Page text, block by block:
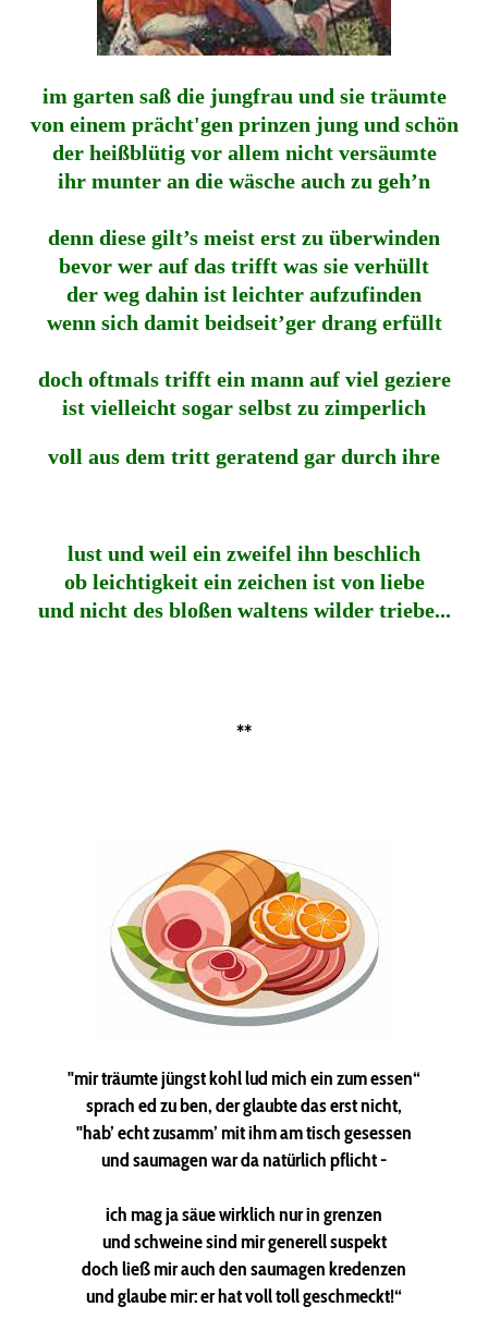
im garten saß die jungfrau und sie träumte
von einem prächt'gen prinzen jung und schön
der heißblütig vor allem nicht versäumte
ihr munter an die wäsche auch zu geh’n
denn diese gilt’s meist erst zu überwinden
bevor wer auf das trifft was sie verhüllt
der weg dahin ist leichter aufzufinden
wenn sich damit beidseit’ger drang erfüllt
doch oftmals trifft ein mann auf viel geziere
ist vielleicht sogar selbst zu zimperlich
voll aus dem tritt geratend gar durch ihre
lust und weil ein zweifel ihn beschlich
ob leichtigkeit ein zeichen ist von liebe
und nicht des bloßen waltens wilder triebe...
**
"mir träumte jüngst kohl lud mich ein zum essen“
sprach ed zu ben, der glaubte das erst nicht,
"hab’ echt zusamm’ mit ihm am tisch gesessen
und saumagen war da natürlich pflicht -
ich mag ja säue wirklich nur in grenzen
und schweine sind mir generell suspekt
doch ließ mir auch den saumagen kredenzen
und glaube mir: er hat voll toll geschmeckt!“